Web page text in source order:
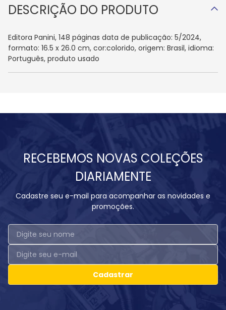
DESCRIÇÃO DO PRODUTO
Editora Panini, 148 páginas data de publicação: 5/2024,
formato: 16.5 x 26.0 cm, cor:colorido, origem: Brasil, idioma:
Português, produto usado
RECEBEMOS NOVAS COLEÇÕES
DIARIAMENTE
Cadastre seu e-mail para acompanhar as novidades e
promoções.
Cadastrar